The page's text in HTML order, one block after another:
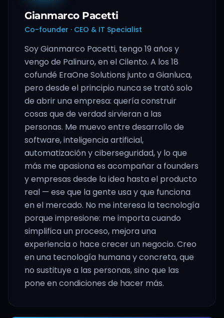
Gianmarco Pacetti
Co-founder · CEO & IT Specialist
Soy Gianmarco Pacetti, tengo 19 años y
vengo de Palinuro, en el Cilento. A los 18
cofundé EraOne Solutions junto a Gianluca,
pero desde el principio nunca se trató solo
de abrir una empresa: quería construir
cosas que de verdad sirvieran a las
personas. Me muevo entre desarrollo de
software, inteligencia artificial,
automatización y ciberseguridad, y lo que
más me apasiona es acompañar a founders
y empresas desde la idea hasta el producto
real — ese que la gente usa y que funciona
en el mercado. No me interesa la tecnología
porque impresione: me importa cuando
simplifica un proceso, mejora una
experiencia o hace crecer un negocio. Creo
en una tecnología humana y concreta, que
no sustituye a las personas, sino que las
pone en condiciones de hacer más.